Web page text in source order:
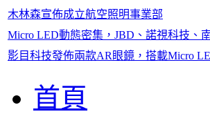
木林森宣佈成立航空照明事業部
Micro LED動態密集，JBD、諾視科技、
影目科技發佈兩款AR眼鏡，搭載Micro
首頁